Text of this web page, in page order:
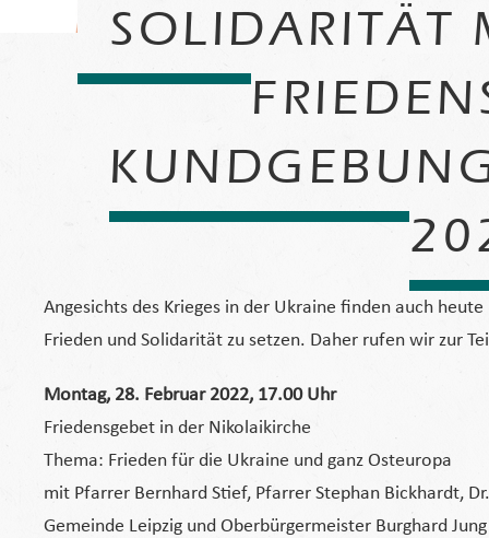
SOLIDARITÄT
Angesichts des Krieges in der Ukraine finden auch
Frieden und Solidarität zu setzen. Daher rufen wir zur
Montag, 28. Februar 2022, 17.00 Uhr
Friedensgebet in der Nikolaikirche
Thema: Frieden für die Ukraine und ganz Osteuropa
mit Pfarrer Bernhard Stief, Pfarrer Stephan Bickhardt,
Gemeinde Leipzig und Oberbürgermeister Burghard Jung